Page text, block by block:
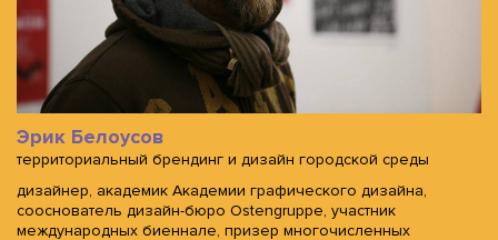
Эрик Белоусов
территориальный брендинг и дизайн городской среды
дизайнер, академик Академии графического дизайна,
сооснователь дизайн-бюро Ostengruppe, участник
международных биеннале, призер многочисленных